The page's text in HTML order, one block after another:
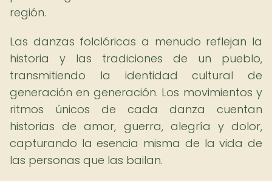
región.
Las danzas folclóricas a menudo reflejan la
historia y las tradiciones de un pueblo,
transmitiendo la identidad cultural de
generación en generación. Los movimientos y
ritmos únicos de cada danza cuentan
historias de amor, guerra, alegría y dolor,
capturando la esencia misma de la vida de
las personas que las bailan.